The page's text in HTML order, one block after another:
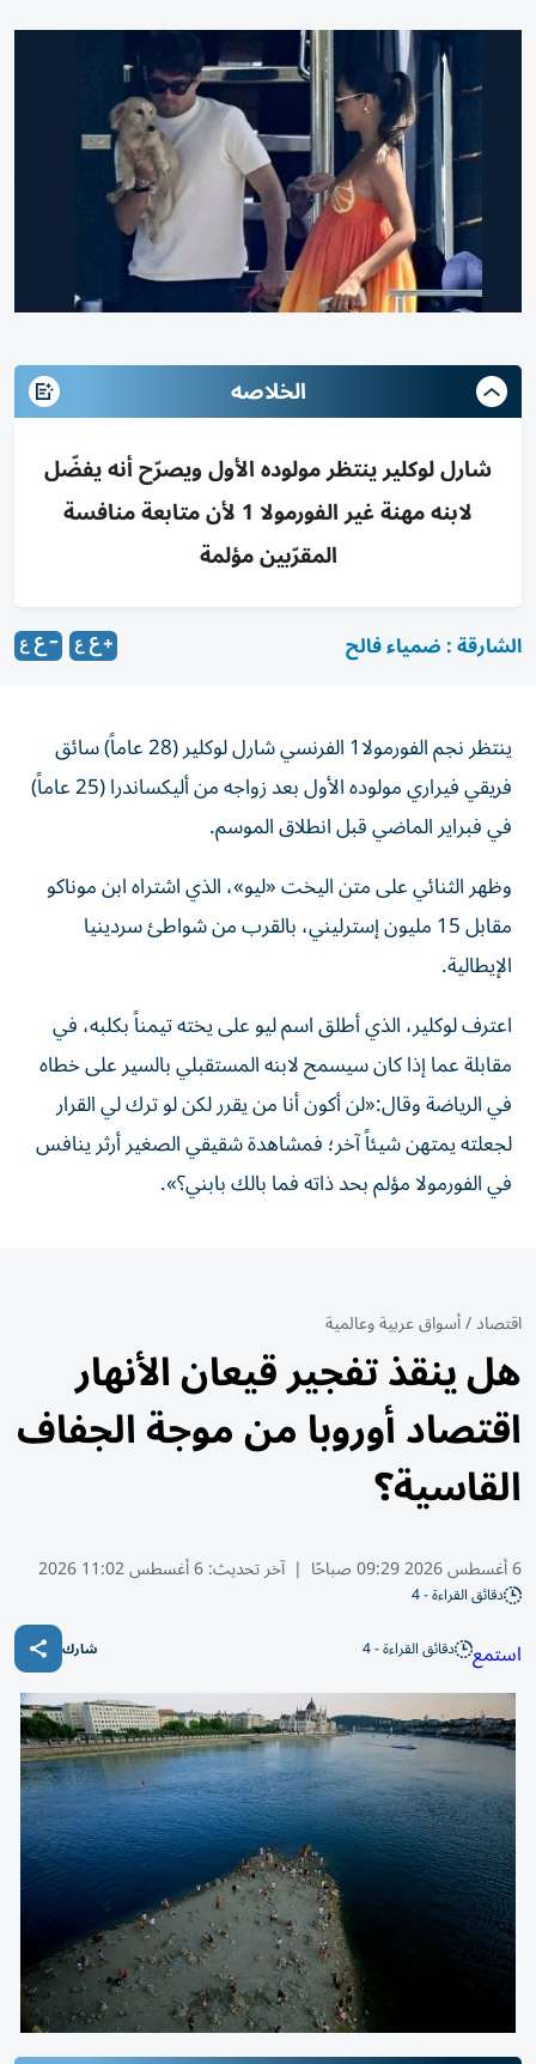
الخلاصه
شارل لوكلير ينتظر مولوده الأول ويصرّح أنه يفضّل
لابنه مهنة غير الفورمولا 1 لأن متابعة منافسة
المقرّبين مؤلمة
الشارقة : ضمياء فالح
ينتظر نجم الفورمولا1 الفرنسي شارل لوكلير (28 عاماً) سائق
فريقي فيراري مولوده الأول بعد زواجه من أليكساندرا (25 عاماً)
في فبراير الماضي قبل انطلاق الموسم.
وظهر الثنائي على متن اليخت «ليو»، الذي اشتراه ابن موناكو
مقابل 15 مليون إسترليني، بالقرب من شواطئ سردينيا
الإيطالية.
اعترف لوكلير، الذي أطلق اسم ليو على يخته تيمناً بكلبه، في
مقابلة عما إذا كان سيسمح لابنه المستقبلي بالسير على خطاه
في الرياضة وقال:«لن أكون أنا من يقرر لكن لو ترك لي القرار
لجعلته يمتهن شيئاً آخر؛ فمشاهدة شقيقي الصغير أرثر ينافس
في الفورمولا مؤلم بحد ذاته فما بالك بابني؟».
اقتصاد/أسواق عربية وعالمية
هل ينقذ تفجير قيعان الأنهار
اقتصاد أوروبا من موجة الجفاف
القاسية؟
6 أغسطس 2026 09:29 صباحًا | آخر تحديث:6 أغسطس 11:02 2026
دقائق القراءة - 4
استمع دقائق القراءة - 4 شارك